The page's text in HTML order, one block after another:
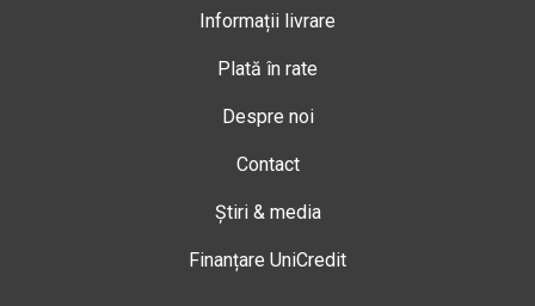
Informații livrare
Plată în rate
Despre noi
Contact
Știri & media
Finanțare UniCredit